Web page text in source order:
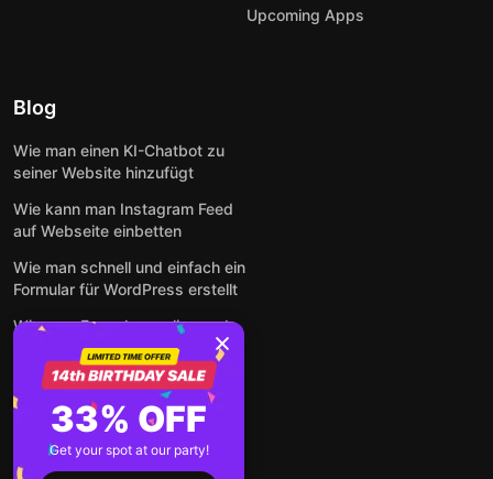
Upcoming Apps
Blog
Wie man einen KI-Chatbot zu
seiner Website hinzufügt
Wie kann man Instagram Feed
auf Webseite einbetten
Wie man schnell und einfach ein
Formular für WordPress erstellt
Wie man Formulare online und
kostenlos auf jeder Website
einbettet
So betten Sie Google-
Bewertungen kostenlos auf
einer Website ein
33% OFF
Get your spot at our party!